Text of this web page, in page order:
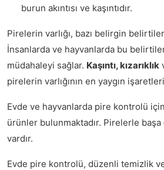
burun akıntısı ve kaşıntıdır.
Pirelerin varlığı, bazı belirgin
İnsanlarda ve hayvanlarda bu
müdahaleyi sağlar. Kaşıntı, kızarıklık
pirelerin varlığının en yaygın
Evde ve hayvanlarda pire kontrolü
ürünler bulunmaktadır. Pirelerle başa
vardır.
Evde pire kontrolü, düzenli temizlik